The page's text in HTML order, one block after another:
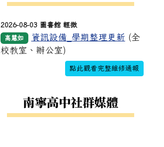
2026-08-03 圖書館 輕微
高慧如
資訊設備_學期整理更新 (全
校教室、辦公室)
點此觀看完整維修通報
南寧高中社群媒體